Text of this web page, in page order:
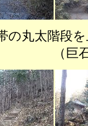
帯の丸太
（巨石の